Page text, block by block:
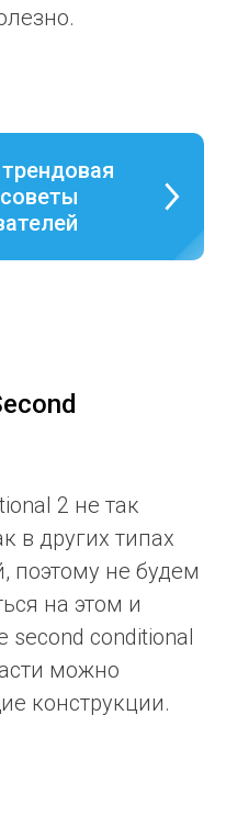
2 не так
в других типах
поэтому не будем
на этом и
conditional
можно
конструкции.